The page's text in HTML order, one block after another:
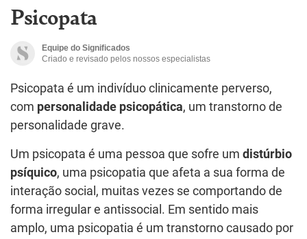
hoje?
Psicopata
Equipe do Significados
Criado e revisado pelos nossos especialistas
Psicopata é um indivíduo clinicamente perverso,
com personalidade psicopática, um transtorno de
personalidade grave.
Um psicopata é uma pessoa que sofre um distúrbio
psíquico, uma psicopatia que afeta a sua forma de
interação social, muitas vezes se comportando de
forma irregular e antissocial. Em sentido mais
amplo, uma psicopatia é um transtorno causado por